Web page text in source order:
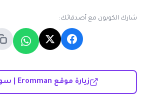
شارك الكوبون مع أصدقائك:
زيارة موقع Eromman | سوق رمان